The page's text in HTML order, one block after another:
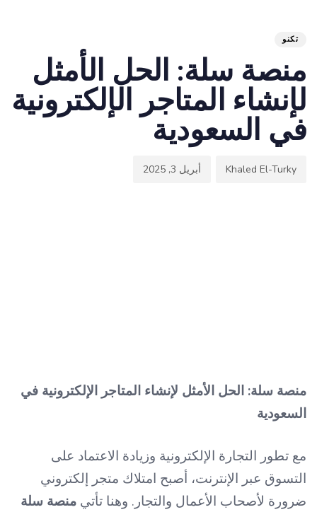
تكنو
منصة سلة: الحل الأمثل
لإنشاء المتاجر الإلكترونية
في السعودية
Khaled El-Turky أبريل 3, 2025
منصة سلة: الحل الأمثل لإنشاء المتاجر الإلكترونية في
السعودية
مع تطور التجارة الإلكترونية وزيادة الاعتماد على
التسوق عبر الإنترنت، أصبح امتلاك متجر إلكتروني
ضرورة لأصحاب الأعمال والتجار. وهنا تأتي منصة سلة